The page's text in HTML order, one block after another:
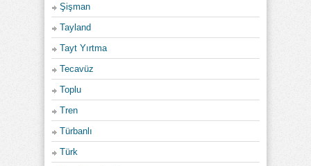
Şişman
Tayland
Tayt Yırtma
Tecavüz
Toplu
Tren
Türbanlı
Türk